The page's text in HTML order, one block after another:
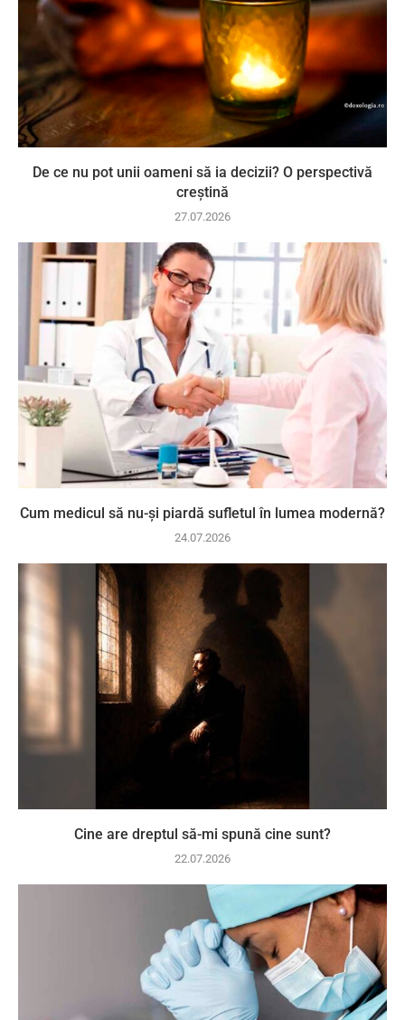
De ce nu pot unii oameni să ia decizii? O perspectivă
creștină
27.07.2026
Cum medicul să nu-și piardă sufletul în lumea modernă?
24.07.2026
Cine are dreptul să-mi spună cine sunt?
22.07.2026